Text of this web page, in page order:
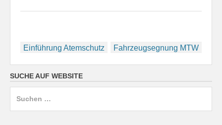
Beitragsnavigation
Einführung Atemschutz Fahrzeugsegnung MTW
SUCHE AUF WEBSITE